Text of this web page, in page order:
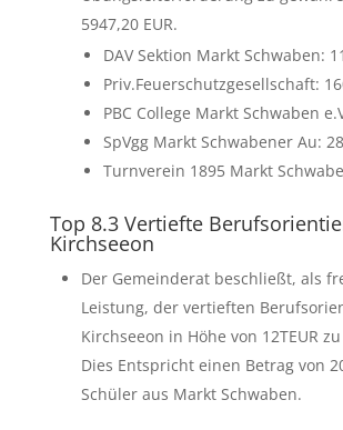
5947,20 EUR.
DAV Sektion Markt Schwaben:
Priv.Feuerschutzgesellschaft:
PBC College Markt Schwaben
SpVgg Markt Schwabener Au:
Turnverein 1895 Markt
Top 8.3 Vertiefte
Kirchseeon
Der Gemeinderat beschließt, als
Leistung, der vertieften
Kirchseeon in Höhe von 12TEUR
Dies Entspricht einen Betrag von
Schüler aus Markt Schwaben.